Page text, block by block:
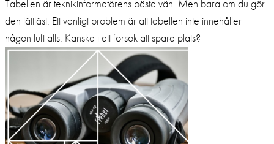
Tabellen är teknikinformatörens bästa vän. Men bara om du gör
den lättläst. Ett vanligt problem är att tabellen inte innehåller
någon luft alls. Kanske i ett försök att spara plats?